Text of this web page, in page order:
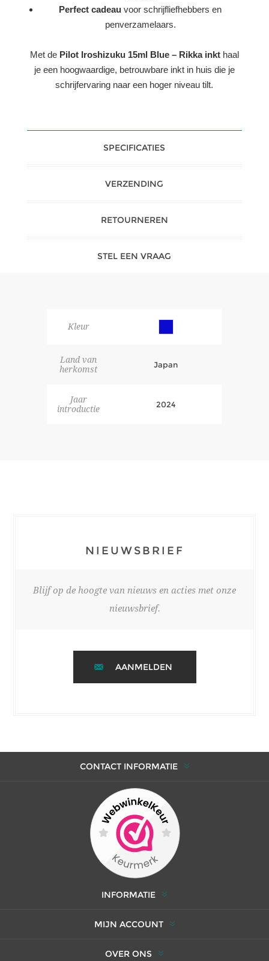
Perfect cadeau voor schrijfliefhebbers en
penverzamelaars.
Met de Pilot Iroshizuku 15ml Blue – Rikka inkthaal
je een hoogwaardige, betrouwbare inkt in huis die je
schrijfervaring naar een hoger niveau tilt.
SPECIFICATIES
VERZENDING
RETOURNEREN
STEL EEN VRAAG
Kleur
Land van
herkomst
Japan
Jaar
introductie
2024
NIEUWSBRIEF
Blijf op de hoogte van nieuws en acties met onze
nieuwsbrief.
AANMELDEN
CONTACT INFORMATIE
INFORMATIE
MIJN ACCOUNT
OVER ONS